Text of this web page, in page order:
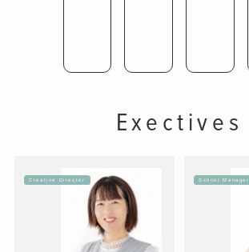
Exectives
Creative Director School Manager